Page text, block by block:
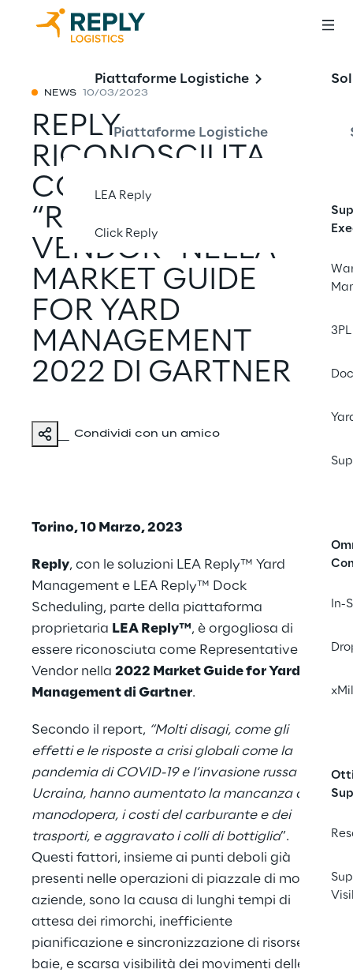
Piattaforme Logistiche
Piattaforme Logistiche
LEA Reply
Click Reply
In-
NEWS 10/03/2023
REPLY
RICONOSCIUTA
COME
“REPRESENTATIVE
VENDOR” NELLA
MARKET GUIDE
FOR YARD
MANAGEMENT
2022 DI GARTNER
Condividi con un amico
Torino, 10 Marzo, 2023
Reply, con le soluzioni LEA Reply™ Yard
Management e LEA Reply™ Dock
Scheduling, parte della piattaforma
proprietaria LEA Reply™, è orgogliosa di
essere riconosciuta come Representative
Vendor nella 2022 Market Guide for Yard
Management di Gartner.
Secondo il report, “Molti disagi, come gli
effetti e le risposte a crisi globali come la
pandemia di COVID-19 e l’invasione russa in
Ucraina, hanno aumentato la mancanza di
manodopera, i costi del carburante e dei
trasporti, e aggravato i colli di bottiglia”.
Questi fattori, insieme ai punti deboli già
presenti nelle operazioni di piazzale di molte
aziende, sono la causa di lunghi tempi di
attesa dei rimorchi, inefficiente
pianificazione e sincronizzazione di risorse e
baie, e scarsa visibilità dei movimenti delle